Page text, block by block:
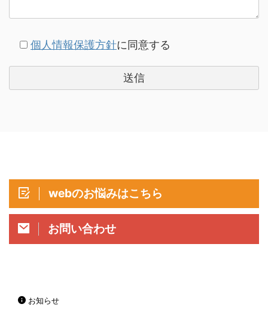
個人情報保護方針に同意する
webのお悩みはこちら
お問い合わせ
お知らせ